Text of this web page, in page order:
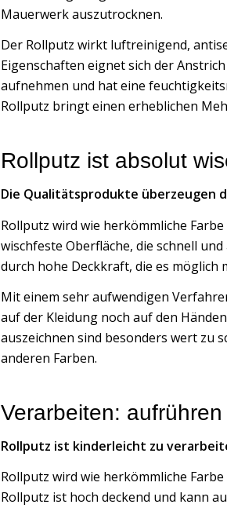
Mauerwerk auszutrocknen.
Der Rollputz wirkt luftreinigend,
Eigenschaften eignet sich der
aufnehmen und hat eine
Rollputz bringt einen erheblichen
Rollputz ist absolut
Die Qualitätsprodukte überzeugen
Rollputz wird wie herkömmliche
wischfeste Oberfläche, die schnell
durch hohe Deckkraft, die es
Mit einem sehr aufwendigen
auf der Kleidung noch auf den
auszeichnen sind besonders wert zu
anderen Farben.
Verarbeiten:
Rollputz ist kinderleicht zu
Rollputz wird wie herkömmliche
Rollputz ist hoch deckend und kann